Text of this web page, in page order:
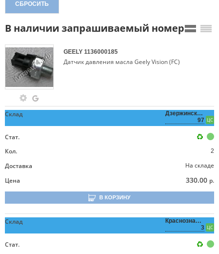
СБРОСИТЬ
В наличии запрашиваемый номер
GEELY 1136000185
Датчик давления масла Geely Vision (FC)
Склад
Дзержинского,
97 ЦС
Стат.
Кол.
2
Доставка
На складе
Цена
330.00 р.
В КОРЗИНУ
Склад
Краснознаменная,
3 ЦС
Стат.